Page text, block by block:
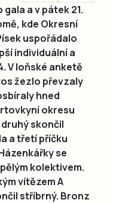
a v pátek 21.
kde Okresní
uspořádalo
individuální a
V loňské anketě
žezlo převzaly
hned
okresu
skončil
a třetí příčku
se
kolektivem.
vítězem A
stříbrný. Bronz